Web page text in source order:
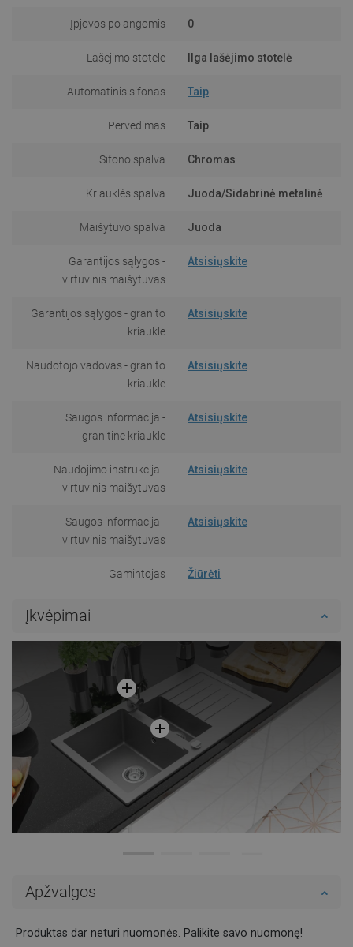
Įpjovos po angomis 0
Lašėjimo stotelė Ilga lašėjimo stotelė
Automatinis sifonas Taip
Pervedimas Taip
Sifono spalva Chromas
Kriauklės spalva Juoda/Sidabrinė metalinė
Maišytuvo spalva Juoda
Garantijos sąlygos -
virtuvinis maišytuvas
Atsisiųskite
Garantijos sąlygos - granito
kriauklė
Atsisiųskite
Naudotojo vadovas - granito
kriauklė
Atsisiųskite
Saugos informacija -
granitinė kriauklė
Atsisiųskite
Naudojimo instrukcija -
virtuvinis maišytuvas
Atsisiųskite
Saugos informacija -
virtuvinis maišytuvas
Atsisiųskite
Gamintojas Žiūrėti
Įkvėpimai
Apžvalgos
Produktas dar neturi nuomonės. Palikite savo nuomonę!